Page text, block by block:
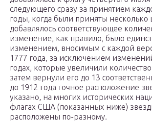
следующего сразу за принятием
годы, когда были приняты несколько
добавлялось соответствующее
изменение, как правило, было
изменением, вносимым с каждой
1777 года, за исключением
годах, которые увеличили
затем вернули его до 13
до 1912 года точное расположение
указано, на многих исторических
флагах США (показанных ниже)
расположены по-разному.